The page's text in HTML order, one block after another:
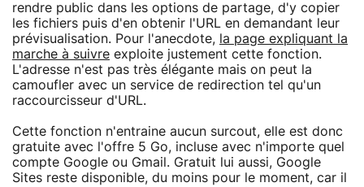
rendre public dans les options de partage, d'y copier
les fichiers puis d'en obtenir l'URL en demandant leur
prévisualisation. Pour l'anecdote, la page expliquant la
marche à suivre exploite justement cette fonction.
L'adresse n'est pas très élégante mais on peut la
camoufler avec un service de redirection tel qu'un
raccourcisseur d'URL.
Cette fonction n'entraine aucun surcout, elle est donc
gratuite avec l'offre 5 Go, incluse avec n'importe quel
compte Google ou Gmail. Gratuit lui aussi, Google
Sites reste disponible, du moins pour le moment, car il